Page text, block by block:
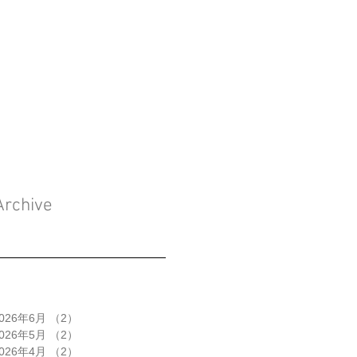
年6月 （2）
年5月
（2）
年4月
（2）